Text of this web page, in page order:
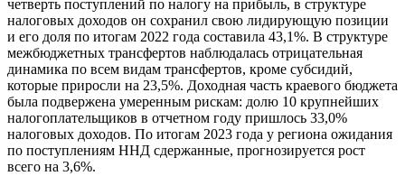
четверть поступлений по налогу на прибыль, в структуре
налоговых доходов он сохранил свою лидирующую позиции
и его доля по итогам 2022 года составила 43,1%. В структуре
межбюджетных трансфертов наблюдалась отрицательная
динамика по всем видам трансфертов, кроме субсидий,
которые приросли на 23,5%. Доходная часть краевого бюджета
была подвержена умеренным рискам: долю 10 крупнейших
налогоплательщиков в отчетном году пришлось 33,0%
налоговых доходов. По итогам 2023 года у региона ожидания
по поступлениям ННД сдержанные, прогнозируется рост
всего на 3,6%.